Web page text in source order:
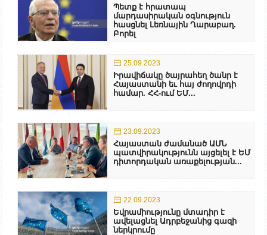
Պետք է հրատապ
մարդասիրական օգնություն
հասցնել Լեռնային Ղարաբաղ.
Բորել
25.09.2023
Իրավիճակը ծայրահեղ ծանր է
Հայաստանի եւ հայ ժողովրդի
համար. ՀՀ-ում ԵՄ...
23.09.2023
Հայաստան ժամանած ԱՄՆ
պատվիրակությունն այցելել է ԵՄ
դիտորդական առաքելության...
22.09.2023
Եվրամիությունը մտադիր է
ավելացնել Ադրբեջանից գազի
ներկրումը